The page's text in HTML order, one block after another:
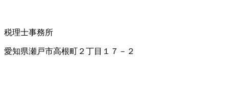
税理士事務所
愛知県瀬戸市高根町２丁目１７－２